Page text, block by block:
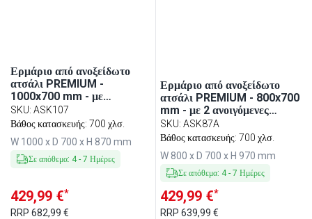
Ερμάριο από ανοξείδωτο
ατσάλι PREMIUM -
1000x700 mm - με
συρόμενες πόρτες
SKU: ASK107
Βάθος κατασκευής: 700 χλσ.
W 1000 x D 700 x H 870 mm
Σε απόθεμα: 4- 7 Ημέρες
429,99 €*
RRP 682,99 €
Ερμάριο από ανοξείδωτο
ατσάλι PREMIUM - 800x700
mm - με 2 ανοιγόμενες
πόρτες - με υπερυψωμένη
πλάτη 100 mm
SKU:ASK87A
Βάθος κατασκευής: 700 χλσ.
W 800 x D 700 x H 970 mm
Σε απόθεμα: 4-7 Ημέρες
429,99 €*
RRP639,99 €